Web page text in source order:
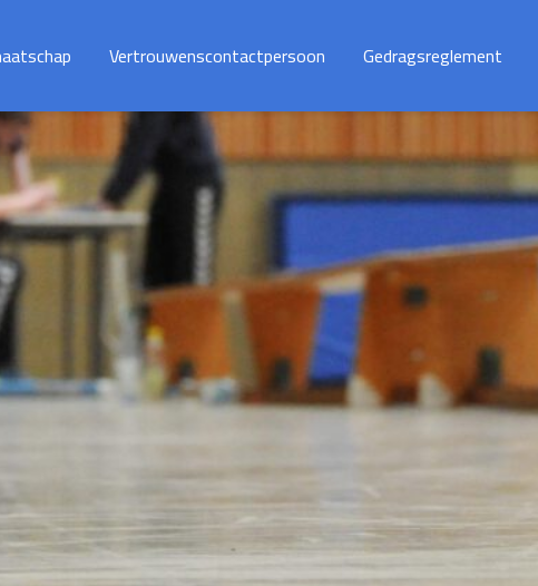
Vertrouwenscontactpersoon Gedragsreglement